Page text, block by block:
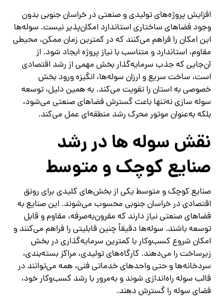
افزایش پروژه‌های تولیدی و صنعتی در خراسان جنوبی بدون
وجود فضاهای ساختاری استاندارد امکان‌پذیر نیست. سوله‌ها
این امکان را فراهم می‌کنند که در کمترین زمان ممکن، محیطی
مقاوم، استاندارد و متناسب با نیاز پروژه ایجاد شود. از
آن‌جایی که جذب سرمایه‌گذار بخش مهمی از رشد اقتصادی
است، ساخت سریع و ارزان‌ سوله‌ها، انگیزه ورود بخش
خصوصی به استان را تقویت می‌کند. به همین دلیل، توسعه
سوله سازی نه‌تنها باعث گسترش فضاهای صنعتی می‌شود،
بلکه به‌عنوان موتور محرک رشد منطقه‌ای عمل می‌کند.
نقش سوله‌ ها در رشد
صنایع کوچک و متوسط
صنایع کوچک و متوسط یکی از بخش‌های کلیدی برای رونق
اقتصادی در خراسان جنوبی محسوب می‌شوند. این صنایع به
فضاهای صنعتی نیاز دارند که مقرون‌به‌صرفه، مقاوم و قابل
توسعه باشند. سوله‌ها دقیقاً چنین قابلیتی را فراهم می‌کنند و
امکان شروع کسب‌وکار با کمترین سرمایه‌گذاری در بخش
زیرساخت را می‌دهند. کارگاه‌های تولیدی، مراکز بسته‌بندی،
سردخانه‌ها و حتی واحدهای خدماتی فنی، همه می‌توانند در
قالب سوله راه‌اندازی شوند و به‌مرور با رشد کسب‌وکار خود،
فضای سوله را گسترش دهند.